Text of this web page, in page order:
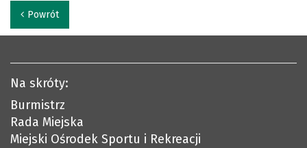
Powrót
Na skróty:
Burmistrz
Rada Miejska
Miejski Ośrodek Sportu i Rekreacji